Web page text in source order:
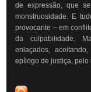
de expressão, que
monstruosidade. E
provocante – em
da culpabilidade.
enlaçados,
epílogo de justiça,